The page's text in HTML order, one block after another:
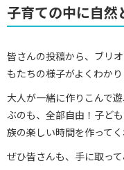
子育ての中に自然
皆さんの投稿から、ブリ
もたちの様子がよくわかり
大人が一緒に作りこんで
ぶのも、全部自由！子ど
族の楽しい時間を作って
ぜひ皆さんも、手に取っ